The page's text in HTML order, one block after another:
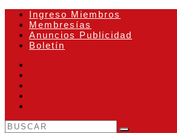
Ingreso Miembros
Membresías
Anuncios Publicidad
Boletín